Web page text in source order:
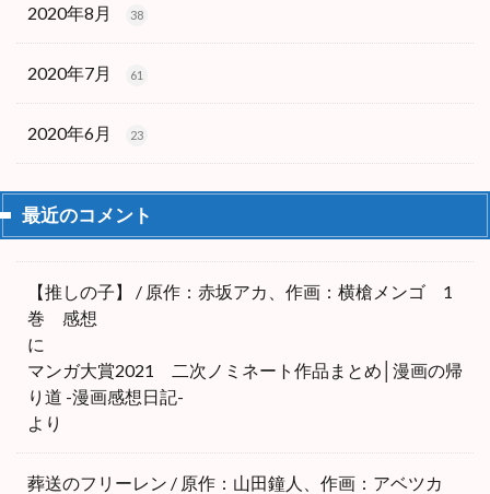
2020年8月 38
2020年7月 61
2020年6月 23
最近のコメント
【推しの子】 / 原作：赤坂アカ、作画：横槍メンゴ 1
巻 感想
に
マンガ大賞2021 二次ノミネート作品まとめ│漫画の帰
り道 -漫画感想日記-
より
葬送のフリーレン / 原作：山田鐘人、作画：アベツカ